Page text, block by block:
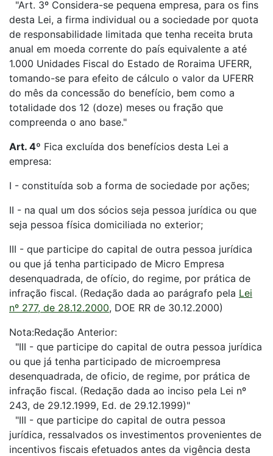
"Art. 3º Considera-se pequena empresa, para os fins
desta Lei, a firma individual ou a sociedade por quota
de responsabilidade limitada que tenha receita bruta
anual em moeda corrente do país equivalente a até
1.000 Unidades Fiscal do Estado de Roraima UFERR,
tomando-se para efeito de cálculo o valor da UFERR
do mês da concessão do benefício, bem como a
totalidade dos 12 (doze) meses ou fração que
compreenda o ano base."
Art. 4º Fica excluída dos benefícios desta Lei a
empresa:
I - constituída sob a forma de sociedade por ações;
II - na qual um dos sócios seja pessoa jurídica ou que
seja pessoa física domiciliada no exterior;
III - que participe do capital de outra pessoa jurídica
ou que já tenha participado de Micro Empresa
desenquadrada, de ofício, do regime, por prática de
infração fiscal. (Redação dada ao parágrafo pela Lei
nº 277, de 28.12.2000, DOE RR de 30.12.2000)
Nota:Redação Anterior:
"III - que participe do capital de outra pessoa jurídica
ou que já tenha participado de microempresa
desenquadrada, de oficio, de regime, por prática de
infração fiscal. (Redação dada ao inciso pela Lei nº
243, de 29.12.1999, Ed. de 29.12.1999)"
"III - que participe do capital de outra pessoa
jurídica, ressalvados os investimentos provenientes de
incentivos fiscais efetuados antes da vigência desta